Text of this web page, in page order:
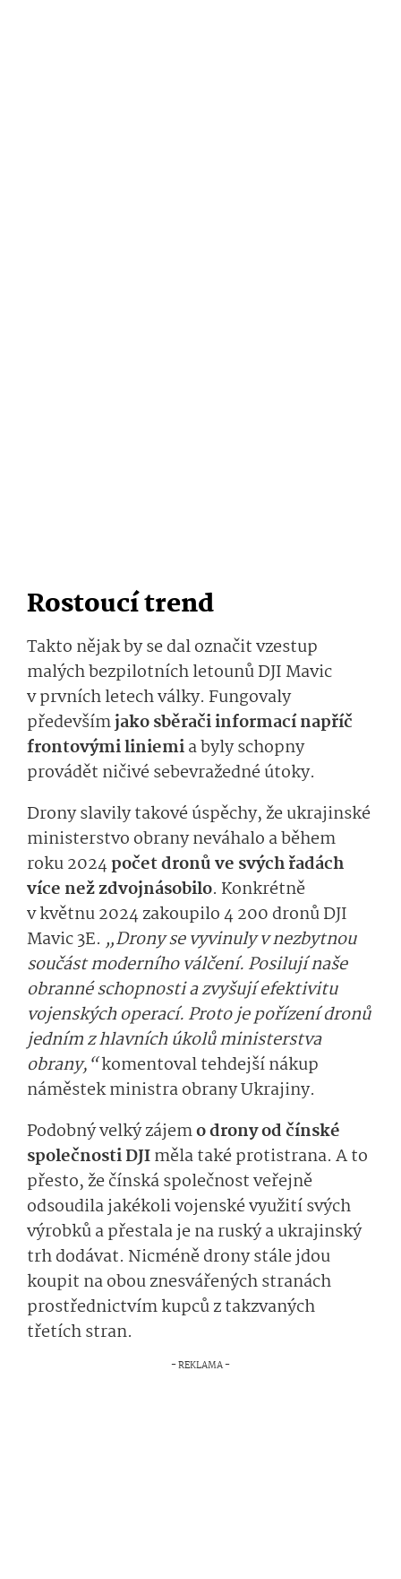
Rostoucí trend
Takto nějak by se dal označit vzestup
malých bezpilotních letounů DJI Mavic
v prvních letech války. Fungovaly
předevšímjako sběrači informací napříč
frontovými liniemia byly schopny
provádět ničivé sebevražedné útoky.
Drony slavily takové úspěchy, že ukrajinské
ministerstvo obrany neváhalo a během
roku 2024počet dronů ve svých řadách
více než zdvojnásobilo. Konkrétně
v květnu 2024 zakoupilo 4 200 dronů DJI
Mavic 3E. „Drony se vyvinuly v nezbytnou
součást moderního válčení. Posilují naše
obranné schopnosti a zvyšují efektivitu
vojenských operací. Proto je pořízení dronů
jedním z hlavních úkolů ministerstva
obrany,“komentoval tehdejší nákup
náměstek ministra obrany Ukrajiny.
Podobný velký zájemo drony od čínské
společnosti DJIměla také protistrana. A to
přesto, že čínská společnost veřejně
odsoudila jakékoli vojenské využití svých
výrobků a přestala je na ruský a ukrajinský
trh dodávat. Nicméně drony stále jdou
koupit na obou znesvářených stranách
prostřednictvím kupců z takzvaných
třetích stran.